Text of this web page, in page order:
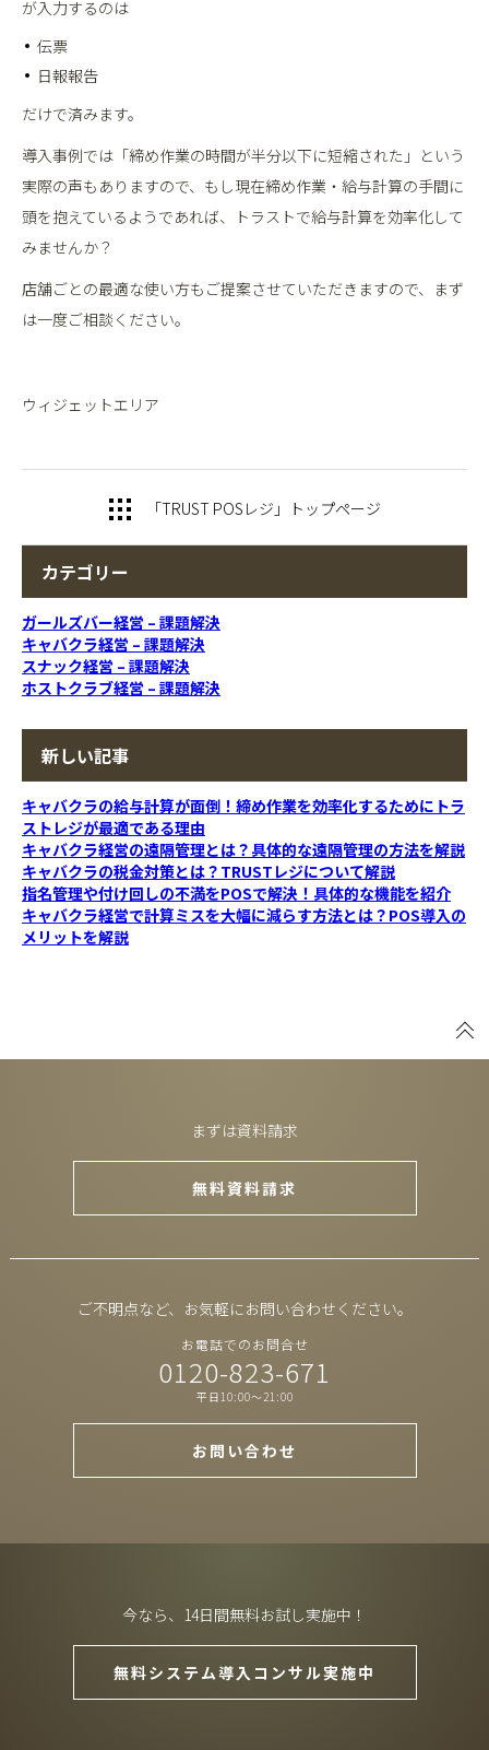
が入力するのは
伝票
日報報告
だけで済みます。
導入事例では「締め作業の時間が半分以下に短縮された」という
実際の声もありますので、もし現在締め作業・給与計算の手間に
頭を抱えているようであれば、トラストで給与計算を効率化して
みませんか？
店舗ごとの最適な使い方もご提案させていただきますので、まず
は一度ご相談ください。
ウィジェットエリア
「TRUST POSレジ」トップページ
カテゴリー
ガールズバー経営 – 課題解決
キャバクラ経営 – 課題解決
スナック経営 – 課題解決
ホストクラブ経営 – 課題解決
新しい記事
キャバクラの給与計算が面倒！締め作業を効率化するためにトラ
ストレジが最適である理由
キャバクラ経営の遠隔管理とは？具体的な遠隔管理の方法を解説
キャバクラの税金対策とは？TRUSTレジについて解説
指名管理や付け回しの不満をPOSで解決！具体的な機能を紹介
キャバクラ経営で計算ミスを大幅に減らす方法とは？POS導入の
メリットを解説
まずは資料請求
無料資料請求
ご不明点など、お気軽にお問い合わせください。
お電話でのお問合せ
0120-823-671
平日10:00～21:00
お問い合わせ
今なら、14日間無料お試し実施中！
無料システム導入コンサル実施中